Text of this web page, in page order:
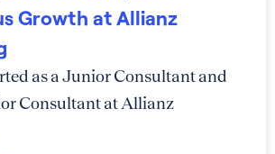
Growth at Allianz
as a Junior Consultant and
Consultant at Allianz